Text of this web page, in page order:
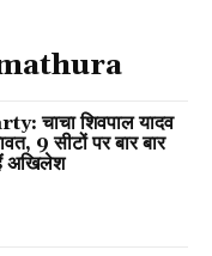
चाचा शिवपाल यादव
9 सीटों पर बार बार
अखिलेश